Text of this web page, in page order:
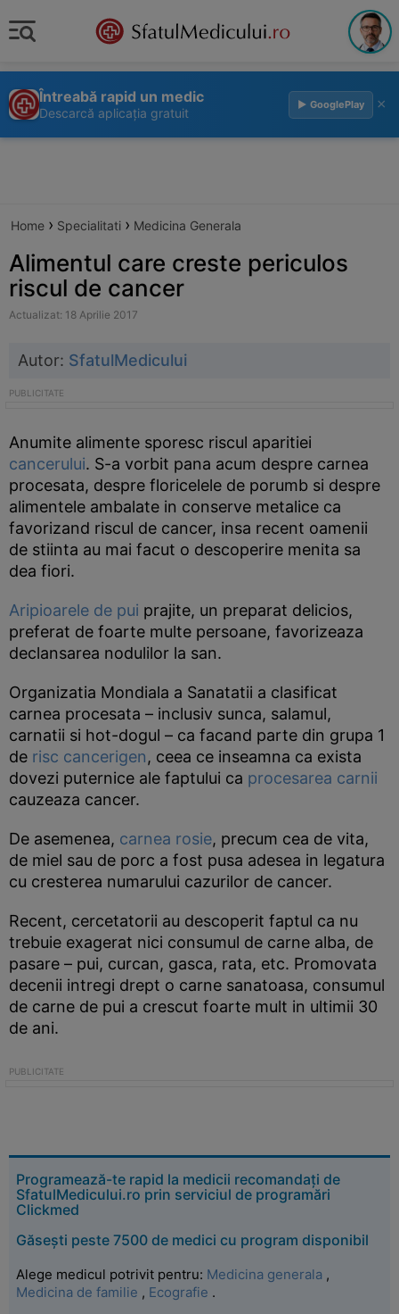
Întreabă rapid un medic
Descarcă aplicația gratuit
▶ GooglePlay ×
Home › Specialitati › Medicina Generala
Alimentul care creste periculos
riscul de cancer
Actualizat: 18 Aprilie 2017
Autor: SfatulMedicului
Anumite alimente sporesc riscul aparitiei
cancerului. S-a vorbit pana acum despre carnea
procesata, despre floricelele de porumb si despre
alimentele ambalate in conserve metalice ca
favorizand riscul de cancer, insa recent oamenii
de stiinta au mai facut o descoperire menita sa
dea fiori.
Aripioarele de pui prajite, un preparat delicios,
preferat de foarte multe persoane, favorizeaza
declansarea nodulilor la san.
Organizatia Mondiala a Sanatatii a clasificat
carnea procesata – inclusiv sunca, salamul,
carnatii si hot-dogul – ca facand parte din grupa 1
de risc cancerigen, ceea ce inseamna ca exista
dovezi puternice ale faptului ca procesarea carnii
cauzeaza cancer.
De asemenea, carnea rosie, precum cea de vita,
de miel sau de porc a fost pusa adesea in legatura
cu cresterea numarului cazurilor de cancer.
Recent, cercetatorii au descoperit faptul ca nu
trebuie exagerat nici consumul de carne alba, de
pasare – pui, curcan, gasca, rata, etc. Promovata
decenii intregi drept o carne sanatoasa, consumul
de carne de pui a crescut foarte mult in ultimii 30
de ani.
Programează-te rapid la medicii recomandați de
SfatulMedicului.ro prin serviciul de programări
Clickmed
Găsești peste 7500 de medici cu program disponibil
Alege medicul potrivit pentru: Medicina generala ,
Medicina de familie , Ecografie .